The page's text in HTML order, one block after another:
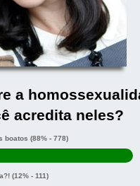
a
acredita neles?
boatos (88% - 778)
(12% - 111)